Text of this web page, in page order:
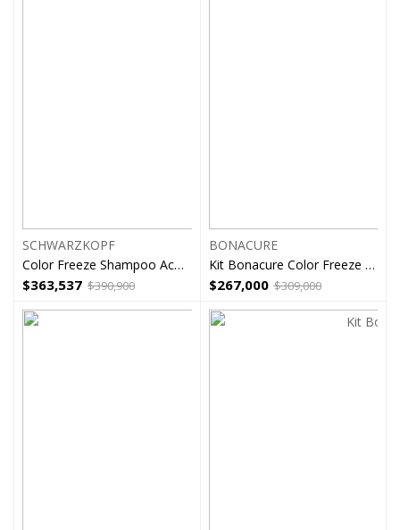
SCHWARZKOPF
Color Freeze Shampoo Acondicionador Bonacure 1l
$390,900
$363,537
BONACURE
Kit Bonacure Color Freeze Sin Sales
$309,000
$267,000